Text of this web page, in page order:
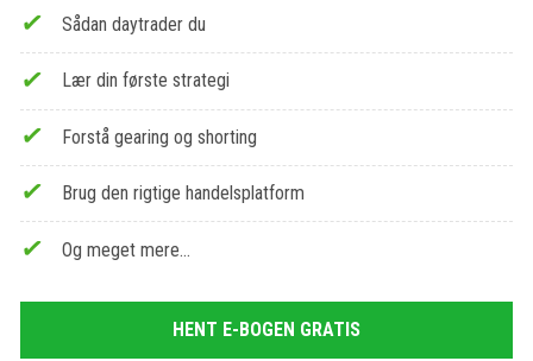
Sådan daytrader du
Lær din første strategi
Forstå gearing og shorting
Brug den rigtige handelsplatform
Og meget mere…
HENT E-BOGEN GRATIS